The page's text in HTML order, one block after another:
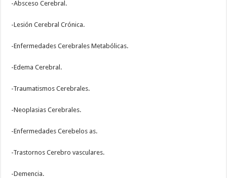
-Absceso Cerebral.
-Lesión Cerebral Crónica.
-Enfermedades Cerebrales Metabólicas.
-Edema Cerebral.
-Traumatismos Cerebrales.
-Neoplasias Cerebrales.
-Enfermedades Cerebelos as.
-Trastornos Cerebro vasculares.
-Demencia.